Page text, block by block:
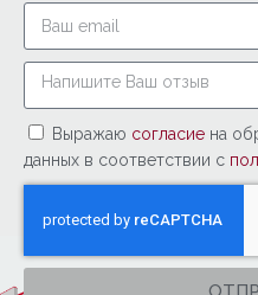
Выражаю согласие на
данных в соответствии с